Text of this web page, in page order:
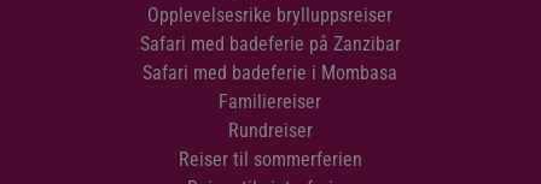
Opplevelsesrike brylluppsreiser
Safari med badeferie på Zanzibar
Safari med badeferie i Mombasa
Familiereiser
Rundreiser
Reiser til sommerferien